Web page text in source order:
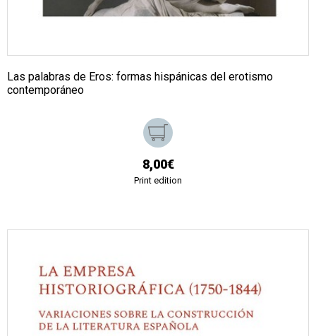
Las palabras de Eros: formas hispánicas del erotismo
contemporáneo
8,00€
Print edition